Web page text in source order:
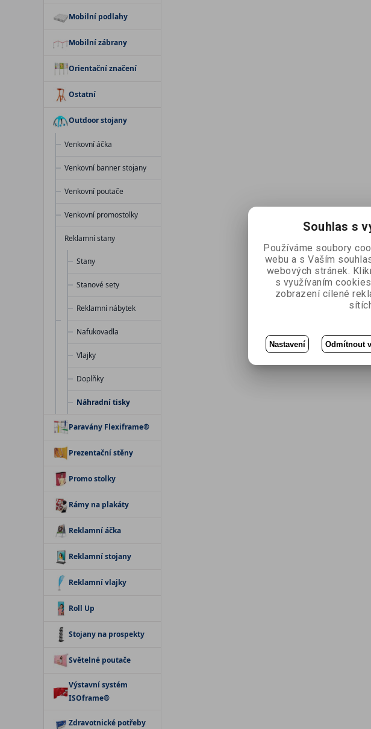
Mobilní podlahy
Mobilní zábrany
Orientační značení
Ostatní
Outdoor stojany
Venkovní áčka
Venkovní banner stojany
Venkovní poutače
Venkovní promostolky
Reklamní stany
Stany
Stanové sety
Reklamní nábytek
Nafukovadla
Vlajky
Doplňky
Náhradní tisky
Paravány Flexiframe®
Prezentační stěny
Promo stolky
Rámy na plakáty
Reklamní áčka
Reklamní stojany
Reklamní vlajky
Roll Up
Stojany na prospekty
Světelné poutače
Výstavní systém
ISOframe®
Zdravotnické potřeby
Souhlas s
Používáme soubory
webu a s Vaším
webových stránek.
s využívaním
zobrazení cílené
Nastavení Odmítnout